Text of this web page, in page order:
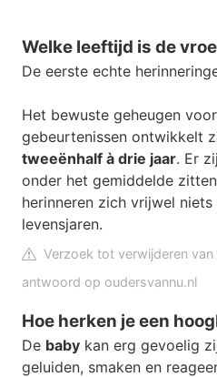
Welke leeftijd is de
De eerste echte
Het bewuste geheugen
gebeurtenissen ontwikkelt
tweeënhalf à drie jaar. Er
onder het gemiddelde
herinneren zich vrijwel
levensjaren.
Verzoek tot verwijderen van
antwoord op oudersvannu.nl
Hoe herken je een
De baby kan erg gevoelig
geluiden, smaken en